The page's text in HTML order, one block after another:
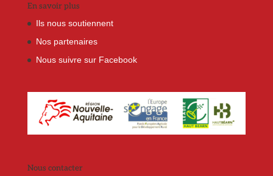
En savoir plus
Ils nous soutiennent
Nos partenaires
Nous suivre sur Facebook
Nous contacter